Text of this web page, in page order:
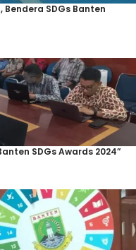
SDGs Banten
SDGs Awards 2024”